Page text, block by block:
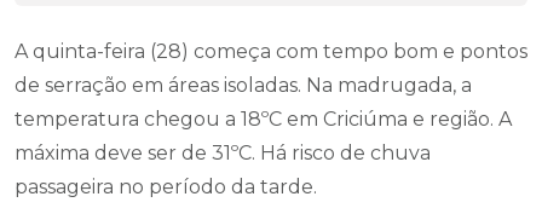
A quinta-feira (28) começa com tempo bom e pontos
de serração em áreas isoladas. Na madrugada, a
temperatura chegou a 18ºC em Criciúma e região. A
máxima deve ser de 31ºC. Há risco de chuva
passageira no período da tarde.